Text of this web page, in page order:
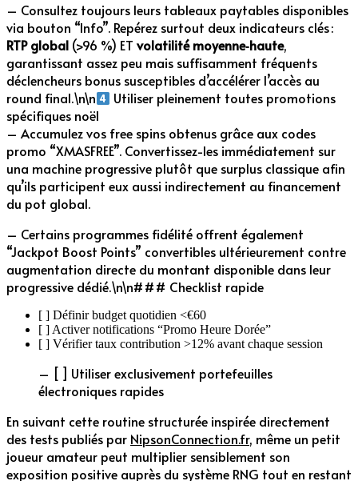
– Consultez toujours leurs tableaux paytables disponibles
via bouton “Info”. Repérez surtout deux indicateurs clés :
RTP global (>96 %) ET volatilité moyenne‑haute,
garantissant assez peu mais suffisamment fréquents
déclencheurs bonus susceptibles d’accélérer l’accès au
round final.\n\n
Utiliser pleinement toutes promotions
spécifiques noël
– Accumulez vos free spins obtenus grâce aux codes
promo “XMASFREE”. Convertissez-les immédiatement sur
una machine progressive plutôt que surplus classique afin
qu’ils participent eux aussi indirectement au financement
du pot global.
– Certains programmes fidélité offrent également
“Jackpot Boost Points” convertibles ultérieurement contre
augmentation directe du montant disponible dans leur
progressive dédié.\n\n### Checklist rapide
[ ] Définir budget quotidien <€60
[ ] Activer notifications “Promo Heure Dorée”
[ ] Vérifier taux contribution >12% avant chaque session
– [ ] Utiliser exclusivement portefeuilles
électroniques rapides
En suivant cette routine structurée inspirée directement
des tests publiés par NipsonConnection.fr, même un petit
joueur amateur peut multiplier sensiblement son
exposition positive auprès du système RNG tout en restant